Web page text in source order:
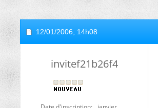
12/01/2006, 14h08
invitef21b26f4